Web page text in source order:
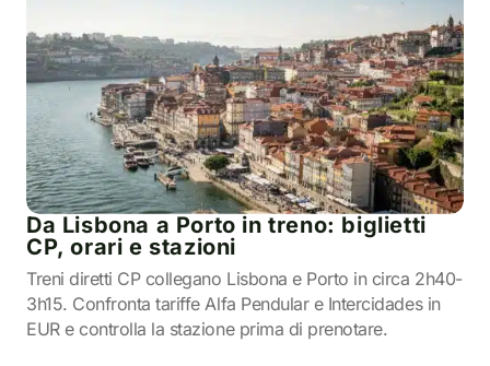
Da Lisbona a Porto in treno: biglietti
CP, orari e stazioni
Treni diretti CP collegano Lisbona e Porto in circa 2h40-
3h15. Confronta tariffe Alfa Pendular e Intercidades in
EUR e controlla la stazione prima di prenotare.